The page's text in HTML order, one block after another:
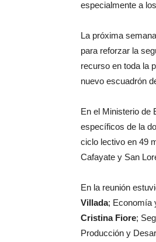
especialmente a
La próxima
para reforzar la
recurso en toda la
nuevo escuadrón
En el Ministerio de
específicos de la
ciclo lectivo en 49
Cafayate y San
En la reunión
Villada; Economía
Cristina Fiore;
Producción y